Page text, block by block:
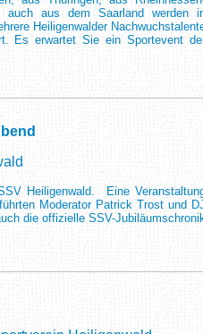
auch aus dem Saarland werden
Heiligenwalder
Es erwartet Sie ein Sportevent
Heiligenwald. Eine
Moderator Patrick Trost und
die offizielle SSV-